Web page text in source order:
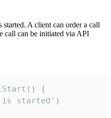
A client can order a call
call can be initiated via API
{
started')